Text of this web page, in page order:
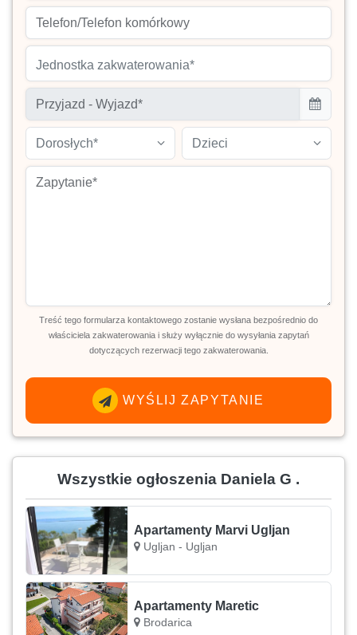
Jednostka zakwaterowania*
Dorosłych* Dzieci
Treść tego formularza kontaktowego zostanie wysłana bezpośrednio do
właściciela zakwaterowania i służy wyłącznie do wysyłania zapytań
dotyczących rezerwacji tego zakwaterowania.
WYŚLIJ ZAPYTANIE
Wszystkie ogłoszenia Daniela G .
Apartamenty Marvi Ugljan
Ugljan - Ugljan
Apartamenty Maretic
Brodarica